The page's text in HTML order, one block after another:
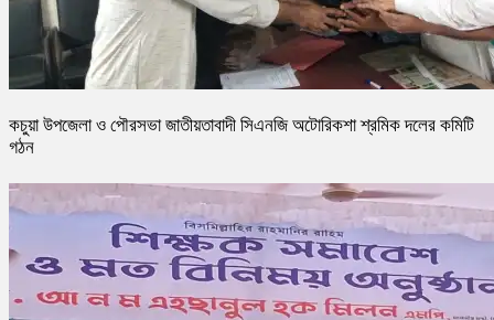
কচুয়া উপজেলা ও পৌরসভা জাতীয়তাবাদী সিএনজি অটোরিকশা শ্রমিক দলের কমিটি
গঠন